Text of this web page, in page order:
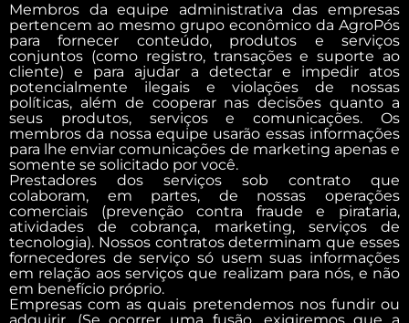
Membros da equipe administrativa das empresas
pertencem ao mesmo grupo econômico da AgroPós
para fornecer conteúdo, produtos e serviços
conjuntos (como registro, transações e suporte ao
cliente) e para ajudar a detectar e impedir atos
potencialmente ilegais e violações de nossas
políticas, além de cooperar nas decisões quanto a
seus produtos, serviços e comunicações. Os
membros da nossa equipe usarão essas informações
para lhe enviar comunicações de marketing apenas e
somente se solicitado por você.
Prestadores dos serviços sob contrato que
colaboram, em partes, de nossas operações
comerciais (prevenção contra fraude e pirataria,
atividades de cobrança, marketing, serviços de
tecnologia). Nossos contratos determinam que esses
fornecedores de serviço só usem suas informações
em relação aos serviços que realizam para nós, e não
em benefício próprio.
Empresas com as quais pretendemos nos fundir ou